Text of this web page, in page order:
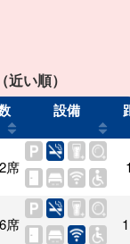
い順）
設備
席
6席